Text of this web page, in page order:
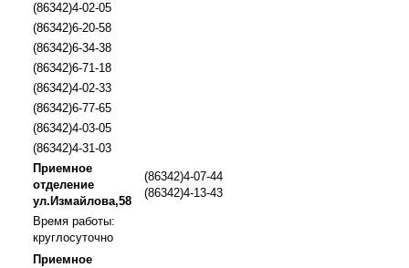
(86342)4-02-05
(86342)6-20-58
(86342)6-34-38
(86342)6-71-18
(86342)4-02-33
(86342)6-77-65
(86342)4-03-05
(86342)4-31-03
Приемное
отделение
ул.Измайлова,58
(86342)4-07-44
(86342)4-13-43
Время работы:
круглосуточно
Приемное